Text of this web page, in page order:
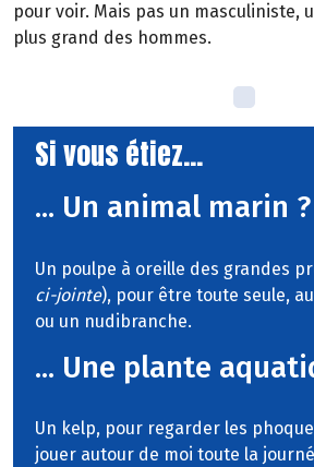
pour voir. Mais pas un masculiniste,
plus grand des hommes.
Si vous étiez...
... Un animal marin ?
Un poulpe à oreille des grandes
ci-jointe), pour être toute seule,
ou un nudibranche.
... Une plante
Un kelp, pour regarder les
jouer autour de moi toute la